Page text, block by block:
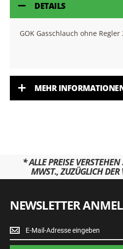
DETAILS
GOK Gasschlauch ohne Regler
MEHR
* ALLE PREISE
MWST., ZUZÜGLICH DER
NEWSLETTER
Newsletter
Anmeldung